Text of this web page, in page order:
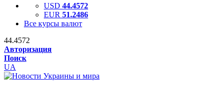
USD 44.4572
EUR 51.2486
Все курсы валют
44.4572
Авторизация
Поиск
UA